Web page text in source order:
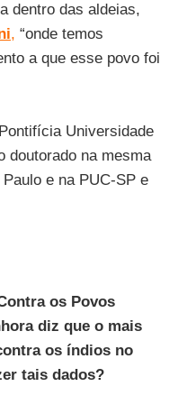
dentro das aldeias,
, “onde temos
a que esse povo foi
Universidade
doutorado na mesma
e na PUC-SP e
os Povos
diz que o mais
os índios no
tais dados?